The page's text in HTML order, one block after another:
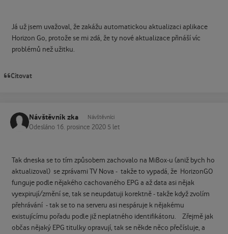
Já už jsem uvažoval, že zakážu automatickou aktualizaci aplikace
Horizon Go, protože se mi zdá, že ty nové aktualizace přináší víc
problémů než užitku.
Citovat
Návštěvník zka Návštěvníci
Odesláno 16. prosince 2020 5 let
Tak dneska se to tím způsobem zachovalo na MiBox-u (aniž bych ho
aktualizoval) se zprávami TV Nova - takže to vypadá, že HorizonGO
funguje podle nějakého cachovaného EPG a až data asi nějak
vyexpirují/změní se, tak se neupdatuji korektně - takže když zvolím
přehrávání - tak se to na serveru asi nespáruje k nějakému
existujícímu pořadu podle již neplatného identifikátoru. Zřejmě jak
občas nějaký EPG titulky opravují, tak se někde něco přečísluje, a